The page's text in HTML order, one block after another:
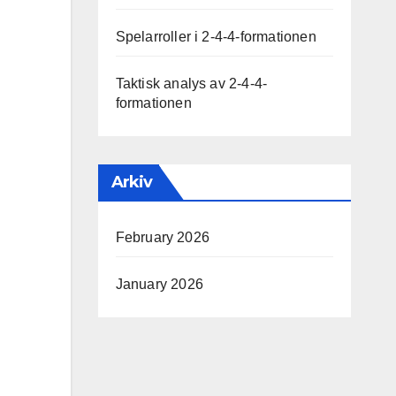
Spelarroller i 2-4-4-formationen
Taktisk analys av 2-4-4-
formationen
Arkiv
February 2026
January 2026